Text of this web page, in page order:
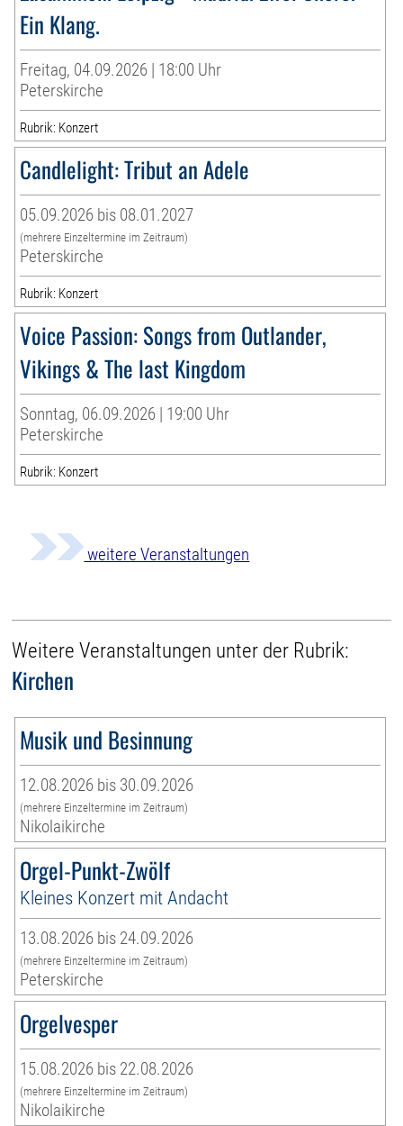
Ein Klang.
Freitag, 04.09.2026 | 18:00 Uhr
Peterskirche
Rubrik: Konzert
Candlelight: Tribut an Adele
05.09.2026 bis 08.01.2027
(mehrere Einzeltermine im Zeitraum)
Peterskirche
Rubrik: Konzert
Voice Passion: Songs from Outlander,
Vikings & The last Kingdom
Sonntag, 06.09.2026 | 19:00 Uhr
Peterskirche
Rubrik: Konzert
weitere Veranstaltungen
Weitere Veranstaltungen unter der Rubrik:
Kirchen
Musik und Besinnung
12.08.2026 bis 30.09.2026
(mehrere Einzeltermine im Zeitraum)
Nikolaikirche
Orgel-Punkt-Zwölf
Kleines Konzert mit Andacht
13.08.2026 bis 24.09.2026
(mehrere Einzeltermine im Zeitraum)
Peterskirche
Orgelvesper
15.08.2026 bis 22.08.2026
(mehrere Einzeltermine im Zeitraum)
Nikolaikirche